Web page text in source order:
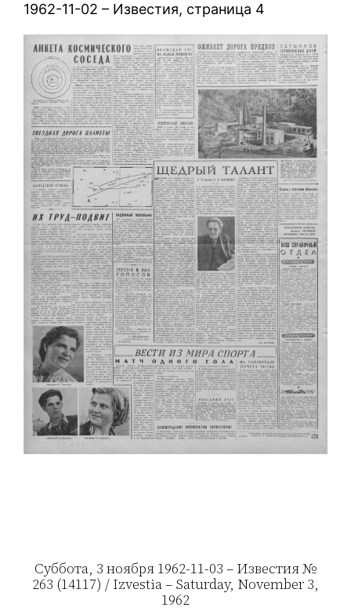
1962-11-02 – Известия, страница 4
Суббота, 3 ноября 1962-11-03 – Известия №
263 (14117) / Izvestia – Saturday, November 3,
1962